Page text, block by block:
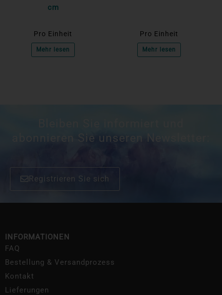
cm
Pro Einheit
Mehr lesen
Pro Einheit
Mehr lesen
abonnieren Sie unseren Newsletter:
Registrieren Sie sich
INFORMATIONEN
FAQ
Bestellung & Versandprozess
Kontakt
Lieferungen